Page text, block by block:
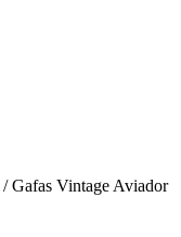
/ Gafas Vintage Aviador